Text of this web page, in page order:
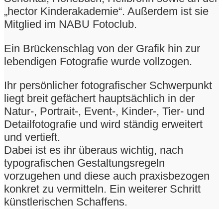
„hector Kinderakademie“. Außerdem ist sie
Mitglied im NABU Fotoclub.
Ein Brückenschlag von der Grafik hin zur
lebendigen Fotografie wurde vollzogen.
Ihr persönlicher fotografischer Schwerpunkt
liegt breit gefächert hauptsächlich in der
Natur-, Portrait-, Event-, Kinder-, Tier- und
Detailfotografie und wird ständig erweitert
und vertieft.
Dabei ist es ihr überaus wichtig, nach
typografischen Gestaltungsregeln
vorzugehen und diese auch praxisbezogen
konkret zu vermitteln. Ein weiterer Schritt
künstlerischen Schaffens.